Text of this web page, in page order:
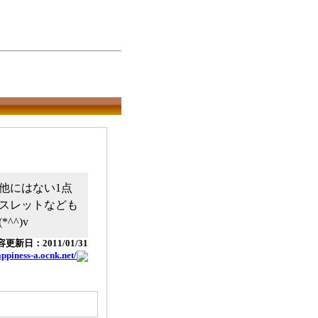
にはない1点
レットなども
更新日：2011/01/31
a.ocnk.net/